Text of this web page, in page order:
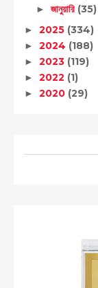
► জানুয়ারি (35)
► 2025 (334)
► 2024 (188)
► 2023 (119)
► 2022 (1)
► 2020 (29)